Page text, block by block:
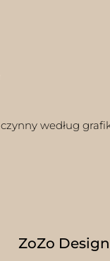
według
ZoZo Design